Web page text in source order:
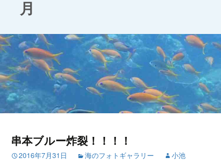
月
串本ブルー炸裂！！！！
2016年7月31日 海のフォトギャラリー 小池